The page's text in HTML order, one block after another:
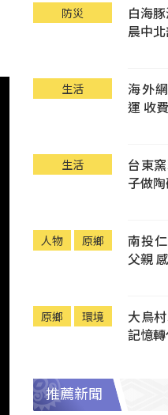
防災
白海
晨中
生活
海外
運 收
生活
台東
子做
人物 原鄉
南投
父親
原鄉 環境
大鳥
記憶
推薦新聞